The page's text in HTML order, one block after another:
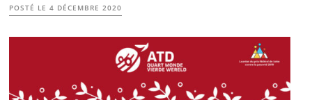
POSTÉ LE4 DÉCEMBRE 2020